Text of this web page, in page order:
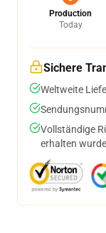
Production
Today
Sichere
Weltweite
Vollständige
erhalten wurde